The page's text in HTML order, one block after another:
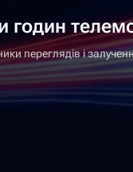
годин
переглядів і